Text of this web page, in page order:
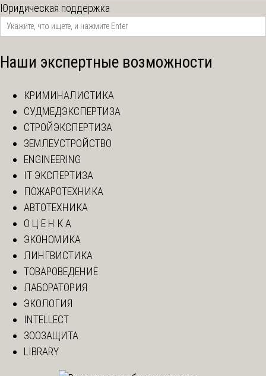
Юридическая поддержка
Наши экспертные возможности
КРИМИНАЛИСТИКА
СУДМЕДЭКСПЕРТИЗА
СТРОЙЭКСПЕРТИЗА
ЗЕМЛЕУСТРОЙСТВО
ENGINEERING
IT ЭКСПЕРТИЗА
ПОЖАРОТЕХНИКА
АВТОТЕХНИКА
О Ц Е Н К А
ЭКОНОМИКА
ЛИНГВИСТИКА
ТОВАРОВЕДЕНИЕ
ЛАБОРАТОРИЯ
ЭКОЛОГИЯ
INTELLECT
ЗООЗАЩИТА
LIBRARY